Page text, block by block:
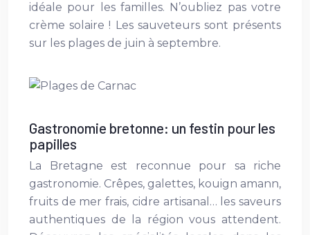
idéale pour les familles. N’oubliez pas votre
crème solaire ! Les sauveteurs sont présents
sur les plages de juin à septembre.
Gastronomie bretonne: un festin pour les
papilles
La Bretagne est reconnue pour sa riche
gastronomie. Crêpes, galettes, kouign amann,
fruits de mer frais, cidre artisanal… les saveurs
authentiques de la région vous attendent.